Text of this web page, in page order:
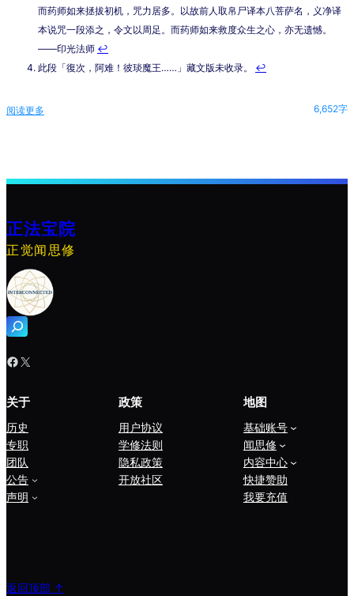
而药师如来拯拔初机，咒力居多。以故前人取帛尸译本八菩萨名，义净译
本说咒一段添之，令文以周足。而药师如来救度众生之心，亦无遗憾。
——印光法师 ↩︎
此段「復次，阿难！彼琰魔王……」藏文版未收录。 ↩︎
阅读更多
：
6,652字
正法宝院
正觉闻思修
搜
索
Facebook X
关于
历史
专职
团队
公告
声明
政策
用户协议
学修法则
隐私政策
开放社区
地图
基础账号
闻思修
内容中心
快捷赞助
我要充值
返回顶部 ↑